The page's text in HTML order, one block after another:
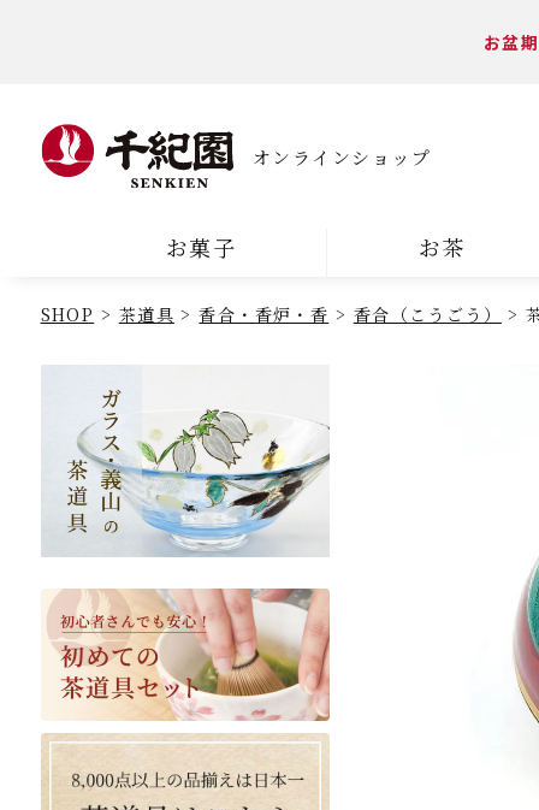
お盆
オンラインショップ
お菓子 お茶
SHOP 茶道具 香合・香炉・香 香合（こうごう）